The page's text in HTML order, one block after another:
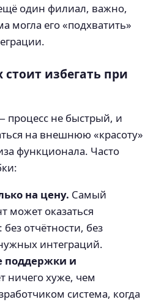
один филиал, важно,
могла его «подхватить»
избегать при
процесс не быстрый, и
на внешнюю «красоту»
функционала. Часто
на цену. Самый
может оказаться
отчётности, без
интеграций.
поддержки и
ничего хуже, чем
система, когда